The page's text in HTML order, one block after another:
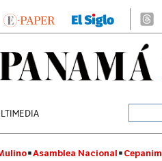
Asamblea Nacional Cepanim